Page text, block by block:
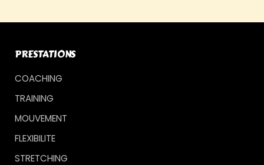
PRESTATIONS
COACHING
TRAINING
MOUVEMENT
FLEXIBILITE
STRETCHING